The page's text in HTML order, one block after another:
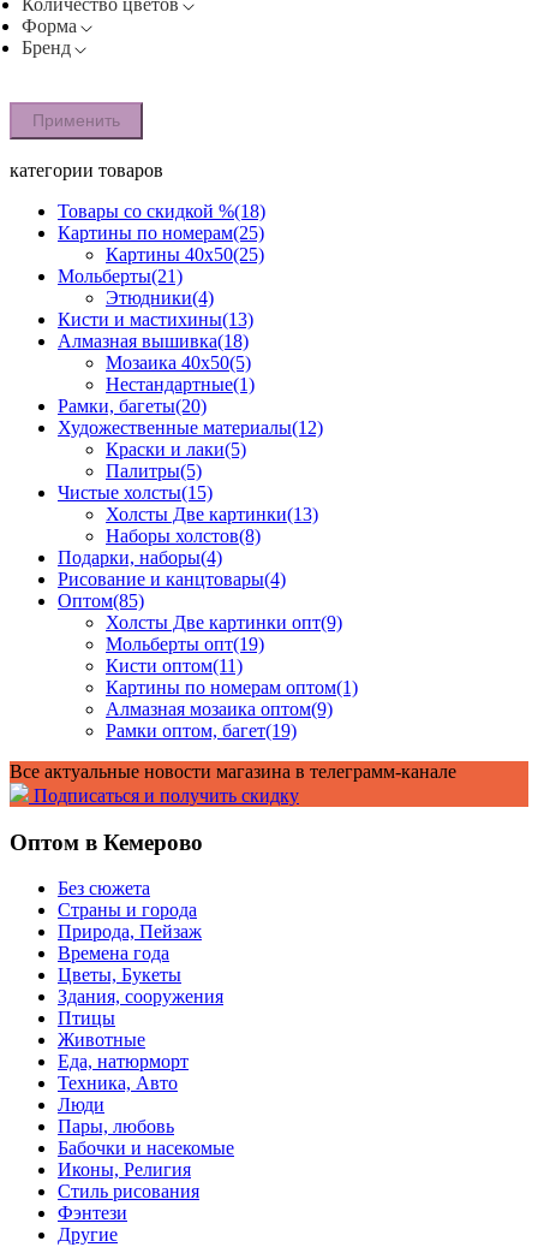
Количество цветов
Форма
Бренд
Применить
категории товаров
Товары со скидкой %(18)
Картины по номерам(25)
Картины 40x50(25)
Мольберты(21)
Этюдники(4)
Кисти и мастихины(13)
Алмазная вышивка(18)
Мозаика 40x50(5)
Нестандартные(1)
Рамки, багеты(20)
Художественные материалы(12)
Краски и лаки(5)
Палитры(5)
Чистые холсты(15)
Холсты Две картинки(13)
Наборы холстов(8)
Подарки, наборы(4)
Рисование и канцтовары(4)
Оптом(85)
Холсты Две картинки опт(9)
Мольберты опт(19)
Кисти оптом(11)
Картины по номерам оптом(1)
Алмазная мозаика оптом(9)
Рамки оптом, багет(19)
Все актуальные новости магазина в телеграмм-канале
Подписаться и получить скидку
Оптом в Кемерово
Без сюжета
Страны и города
Природа, Пейзаж
Времена года
Цветы, Букеты
Здания, сооружения
Птицы
Животные
Еда, натюрморт
Техника, Авто
Люди
Пары, любовь
Бабочки и насекомые
Иконы, Религия
Стиль рисования
Фэнтези
Другие